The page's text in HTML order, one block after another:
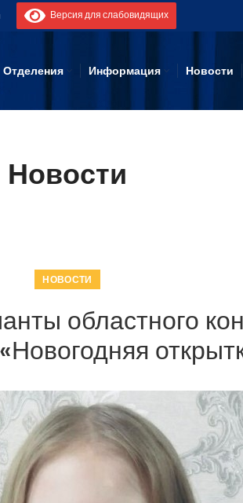
Версия для слабовидящих
Отделения Информация Новости
Новости
НОВОСТИ
областного